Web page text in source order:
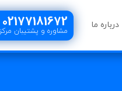
درباره ما 02177181672
مشاوره و پشتیبان مرکز